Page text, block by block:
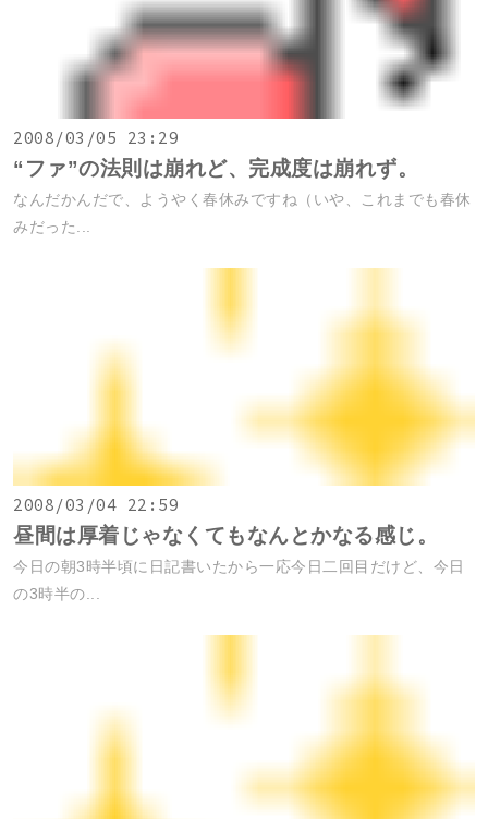
2008/03/05 23:29
“ファ”の法則は崩れど、完成度は崩れず。
なんだかんだで、ようやく春休みですね（いや、これまでも春休
みだった...
2008/03/04 22:59
昼間は厚着じゃなくてもなんとかなる感じ。
今日の朝3時半頃に日記書いたから一応今日二回目だけど、今日
の3時半の...